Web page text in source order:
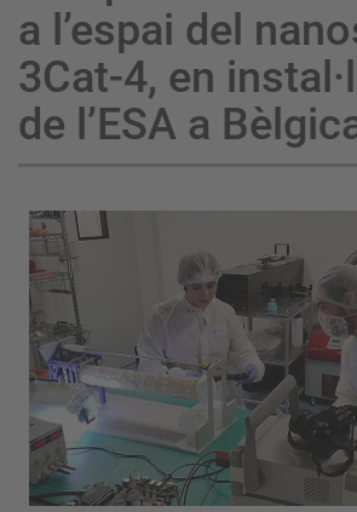
a l’espai del
3Cat-4, en
de l’ESA a